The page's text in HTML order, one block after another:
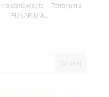
na zamówienie Terrarium z
FUNARIUM...